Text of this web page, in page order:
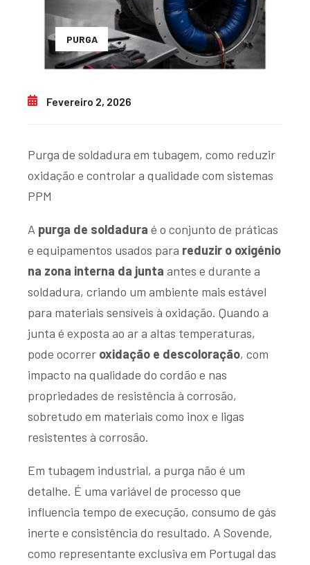
PURGA
Fevereiro 2, 2026
Purga de soldadura em tubagem, como reduzir
oxidação e controlar a qualidade com sistemas
PPM
A purga de soldadura é o conjunto de práticas
e equipamentos usados para reduzir o oxigénio
na zona interna da junta antes e durante a
soldadura, criando um ambiente mais estável
para materiais sensíveis à oxidação. Quando a
junta é exposta ao ar a altas temperaturas,
pode ocorrer oxidação e descoloração, com
impacto na qualidade do cordão e nas
propriedades de resistência à corrosão,
sobretudo em materiais como inox e ligas
resistentes à corrosão.
Em tubagem industrial, a purga não é um
detalhe. É uma variável de processo que
influencia tempo de execução, consumo de gás
inerte e consistência do resultado. A Sovende,
como representante exclusiva em Portugal das